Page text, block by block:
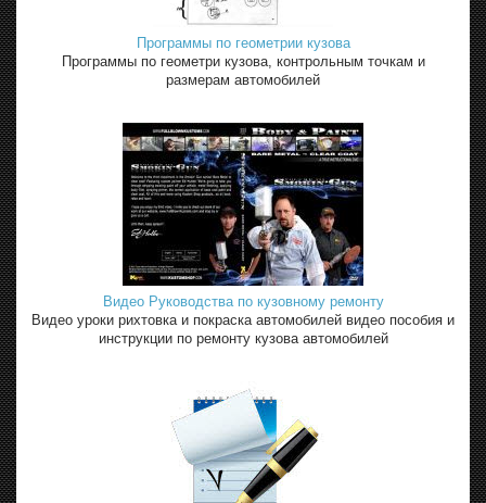
Программы по геометрии кузова
Программы по геометри кузова, контрольным точкам и
размерам автомобилей
Видео Руководства по кузовному ремонту
Видео уроки рихтовка и покраска автомобилей видео пособия и
инструкции по ремонту кузова автомобилей